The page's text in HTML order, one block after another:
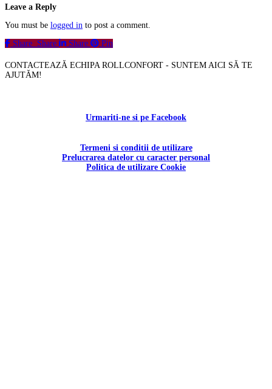
Leave a Reply
You must be logged in to post a comment.
Share Share Share Pin
CONTACTEAZĂ ECHIPA ROLLCONFORT - SUNTEM AICI SĂ TE
AJUTĂM!
Urmariti-ne si pe Facebook
Termeni si conditii de utilizare
Prelucrarea datelor cu caracter personal
Politica de utilizare Cookie